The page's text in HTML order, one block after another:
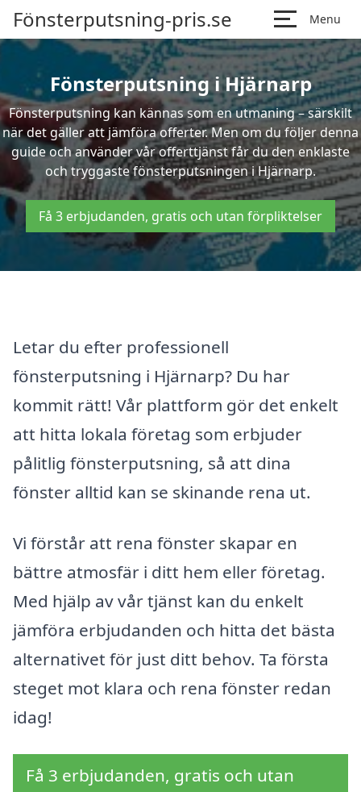
Fönsterputsning-pris.se Menu
Fönsterputsning i Hjärnarp
Fönsterputsning kan kännas som en utmaning – särskilt
när det gäller att jämföra offerter. Men om du följer denna
guide och använder vår offerttjänst får du den enklaste
och tryggaste fönsterputsningen i Hjärnarp.
Få 3 erbjudanden, gratis och utan förpliktelser
Letar du efter professionell
fönsterputsning i Hjärnarp? Du har
kommit rätt! Vår plattform gör det enkelt
att hitta lokala företag som erbjuder
pålitlig fönsterputsning, så att dina
fönster alltid kan se skinande rena ut.
Vi förstår att rena fönster skapar en
bättre atmosfär i ditt hem eller företag.
Med hjälp av vår tjänst kan du enkelt
jämföra erbjudanden och hitta det bästa
alternativet för just ditt behov. Ta första
steget mot klara och rena fönster redan
idag!
Få 3 erbjudanden, gratis och utan